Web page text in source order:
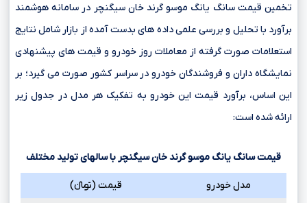
تخمین قیمت سانگ یانگ موسو گرند خان سیگنچر در سامانه هوشمند
برآورد با تحلیل و بررسی علمی داده های بدست آمده از بازار شامل نتایج
استعلامات صورت گرفته از معاملات روز خودرو و قیمت های پیشنهادی
نمایشگاه داران و فروشندگان خودرو در سراسر کشور صورت می گیرد؛ بر
این اساس، برآورد قیمت این خودرو به تفکیک هر مدل در جدول زیر
ارائه شده است:
قیمت سانگ یانگ موسو گرند خان سیگنچر با سالهای تولید مختلف
مدل خودرو
قیمت (تومانءءء)